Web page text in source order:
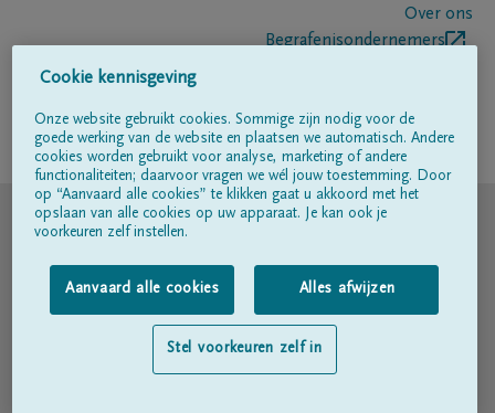
Over ons
Begrafenisondernemers
Volg ons op
© DELA
Gebruiksvoorwaarden
Privacyverklaring
Toegankelijkheidsverklaring
Cookie kennisgeving
Onze website gebruikt cookies. Sommige zijn nodig voor de
goede werking van de website en plaatsen we automatisch. Andere
cookies worden gebruikt voor analyse, marketing of andere
functionaliteiten; daarvoor vragen we wél jouw toestemming. Door
op “Aanvaard alle cookies” te klikken gaat u akkoord met het
opslaan van alle cookies op uw apparaat. Je kan ook je
voorkeuren zelf instellen.
Aanvaard alle cookies Alles afwijzen
Stel voorkeuren zelf in